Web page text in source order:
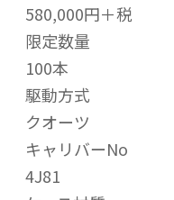
580,000円＋税
限定数量
100本
駆動方式
クオーツ
キャリバーNo
4J81